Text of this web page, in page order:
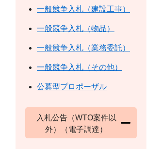
一般競争入札（建設工事）
一般競争入札（物品）
一般競争入札（業務委託）
一般競争入札（その他）
公募型プロポーザル
入札公告（WTO案件以
外）（電子調達）